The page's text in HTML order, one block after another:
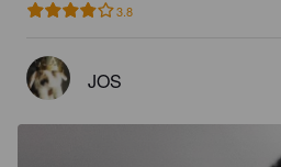
3.8
JOS